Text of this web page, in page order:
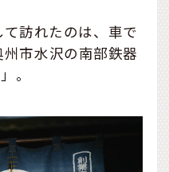
訪れたのは、車で
市水沢の南部鉄器
。